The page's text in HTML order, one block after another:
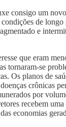
consigo um
de longo
e
que eram
tornaram-se
Os planos de
crônicas
por
recebem
economias